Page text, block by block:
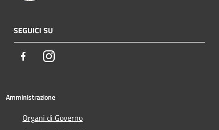
SEGUICI SU
FacebookInstagram
Amministrazione
Organi di Governo